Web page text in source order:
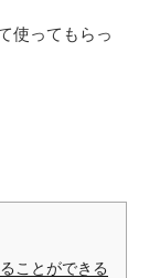
使ってもらっ
ことができる